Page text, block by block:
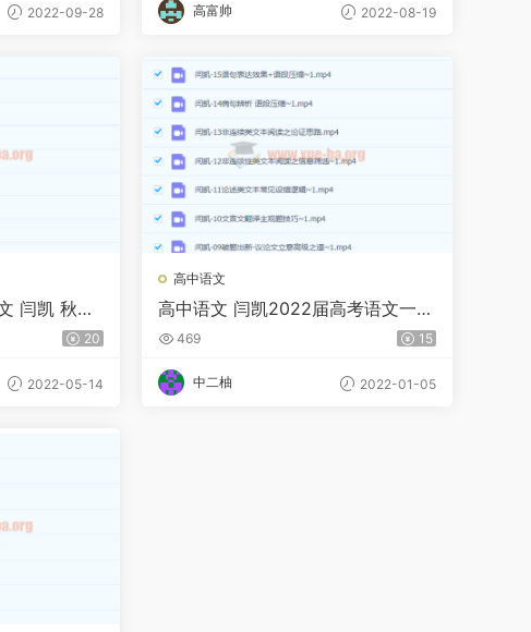
2022-09-28 高富帅 2022-08-19
闫凯 秋季
20
2022-05-14
高中语文
高中语文 闫凯2022届高考语文一轮
复习 秋季班
469 15
中二柚 2022-01-05